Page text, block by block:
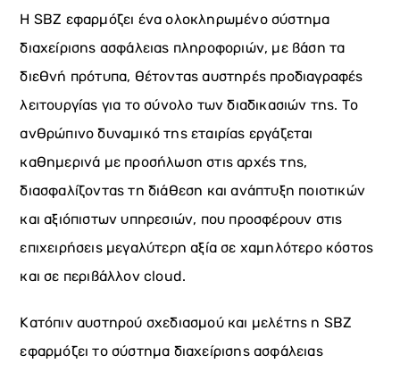
Η SBZ εφαρμόζει ένα ολοκληρωμένο σύστημα
διαχείρισης ασφάλειας πληροφοριών, με βάση τα
διεθνή πρότυπα, θέτοντας αυστηρές προδιαγραφές
λειτουργίας για το σύνολο των διαδικασιών της. Το
ανθρώπινο δυναμικό της εταιρίας εργάζεται
καθημερινά με προσήλωση στις αρχές της,
διασφαλίζοντας τη διάθεση και ανάπτυξη ποιοτικών
και αξιόπιστων υπηρεσιών, που προσφέρουν στις
επιχειρήσεις μεγαλύτερη αξία σε χαμηλότερο κόστος
και σε περιβάλλον cloud.
Κατόπιν αυστηρού σχεδιασμού και μελέτης η SBZ
εφαρμόζει τo σύστημα διαχείρισης ασφάλειας